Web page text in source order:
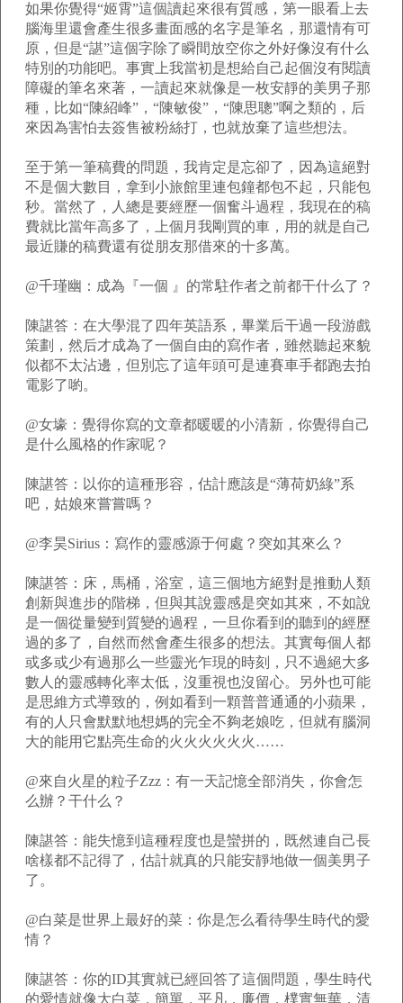
如果你覺得“姬霄”這個讀起來很有質感，第一眼看上去
腦海里還會產生很多畫面感的名字是筆名，那還情有可
原，但是“諶”這個字除了瞬間放空你之外好像沒有什么
特別的功能吧。事實上我當初是想給自己起個沒有閱讀
障礙的筆名來著，一讀起來就像是一枚安靜的美男子那
種，比如“陳紹峰”，“陳敏俊”，“陳思聰”啊之類的，后
來因為害怕去簽售被粉絲打，也就放棄了這些想法。
至于第一筆稿費的問題，我肯定是忘卻了，因為這絕對
不是個大數目，拿到小旅館里連包鐘都包不起，只能包
秒。當然了，人總是要經歷一個奮斗過程，我現在的稿
費就比當年高多了，上個月我剛買的車，用的就是自己
最近賺的稿費還有從朋友那借來的十多萬。
@千瑾幽：成為『一個 』的常駐作者之前都干什么了？
陳諶答：在大學混了四年英語系，畢業后干過一段游戲
策劃，然后才成為了一個自由的寫作者，雖然聽起來貌
似都不太沾邊，但別忘了這年頭可是連賽車手都跑去拍
電影了喲。
@女壕：覺得你寫的文章都暖暖的小清新，你覺得自己
是什么風格的作家呢？
陳諶答：以你的這種形容，估計應該是“薄荷奶綠”系
吧，姑娘來嘗嘗嗎？
@李昊Sirius：寫作的靈感源于何處？突如其來么？
陳諶答：床，馬桶，浴室，這三個地方絕對是推動人類
創新與進步的階梯，但與其說靈感是突如其來，不如說
是一個從量變到質變的過程，一旦你看到的聽到的經歷
過的多了，自然而然會產生很多的想法。其實每個人都
或多或少有過那么一些靈光乍現的時刻，只不過絕大多
數人的靈感轉化率太低，沒重視也沒留心。另外也可能
是思維方式導致的，例如看到一顆普普通通的小蘋果，
有的人只會默默地想媽的完全不夠老娘吃，但就有腦洞
大的能用它點亮生命的火火火火火火……
@來自火星的粒子Zzz：有一天記憶全部消失，你會怎
么辦？干什么？
陳諶答：能失憶到這種程度也是蠻拼的，既然連自己長
啥樣都不記得了，估計就真的只能安靜地做一個美男子
了。
@白菜是世界上最好的菜：你是怎么看待學生時代的愛
情？
陳諶答：你的ID其實就已經回答了這個問題，學生時代
的愛情就像大白菜，簡單，平凡，廉價，樸實無華，清